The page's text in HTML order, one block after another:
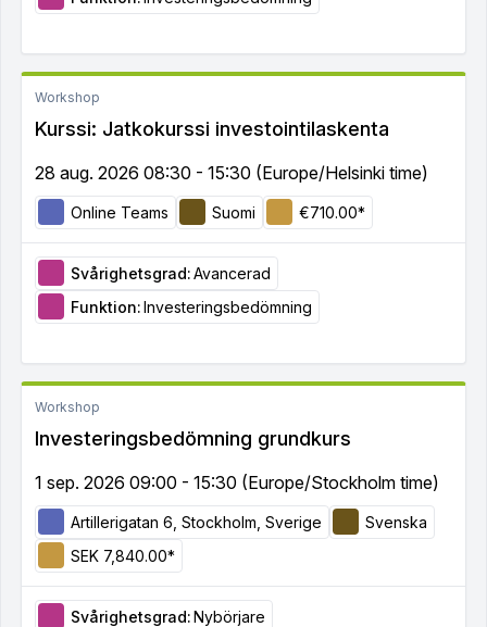
Workshop
Kurssi: Jatkokurssi investointilaskenta
28 aug. 2026 08:30 - 15:30 (Europe/Helsinki time)
Online Teams Suomi €710.00*
Svårighetsgrad:Avancerad
Funktion:Investeringsbedömning
Workshop
Investeringsbedömning grundkurs
1 sep. 2026 09:00 - 15:30 (Europe/Stockholm time)
Artillerigatan 6, Stockholm, Sverige
Svenska
SEK 7,840.00*
Svårighetsgrad:Nybörjare